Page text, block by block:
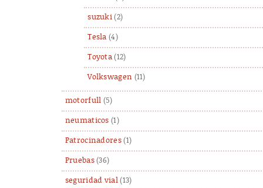
suzuki (2)
Tesla (4)
Toyota (12)
Volkswagen (11)
motorfull (5)
neumaticos (1)
Patrocinadores(1)
Pruebas(36)
seguridad vial(13)